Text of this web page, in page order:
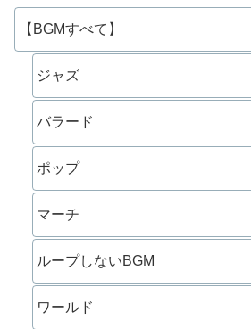
【BGMすべて】
ジャズ
バラード
ポップ
マーチ
ループしないBGM
ワールド